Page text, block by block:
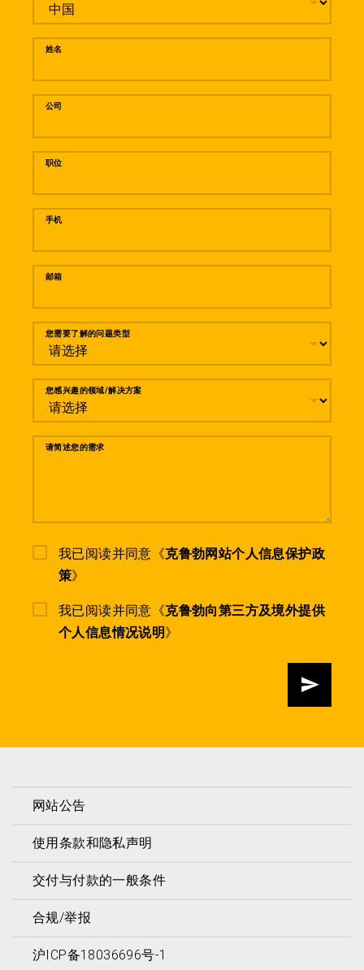
姓名
公司
职位
手机
邮箱
您需要了解的问题类型
您感兴趣的领域/解决方案
请简述您的需求
我已阅读并同意《克鲁勃网站个人信息保护政
策》
我已阅读并同意《克鲁勃向第三方及境外提供
个人信息情况说明》
发送
网站公告
使用条款和隐私声明
交付与付款的一般条件
合规/举报
沪ICP备18036696号-1